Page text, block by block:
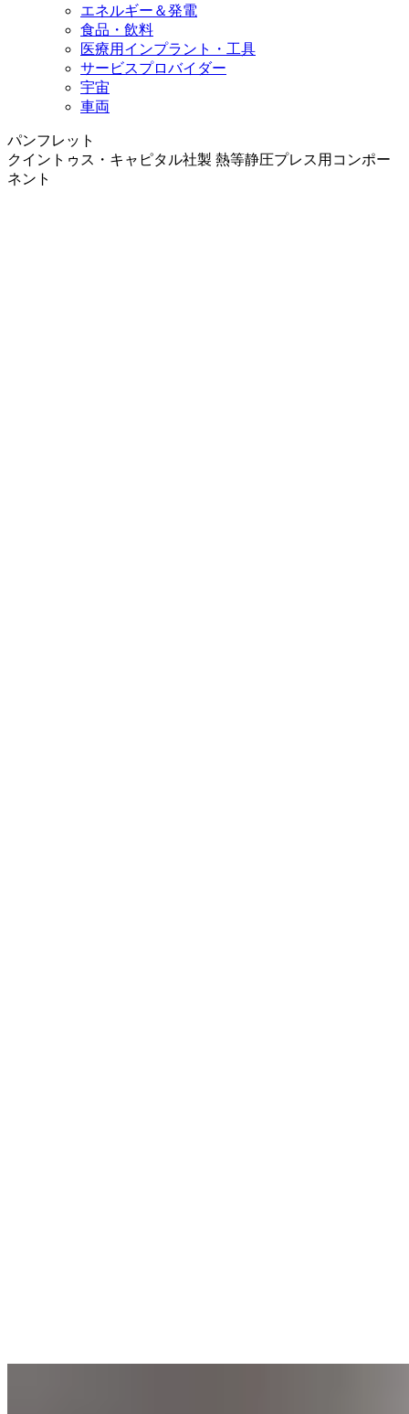
エネルギー＆発電
食品・飲料
医療用インプラント・工具
サービスプロバイダー
宇宙
車両
パンフレット
クイントゥス・キャピタル社製 熱等静圧プレス用コンポー
ネント